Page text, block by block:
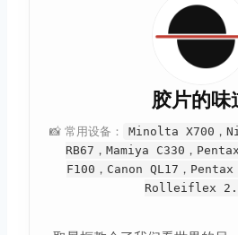
胶片的味
📸 常用设备：
Minolta X700，
RB67，Mamiya C330，
F100，Canon QL17，Pentax
Rolleiflex